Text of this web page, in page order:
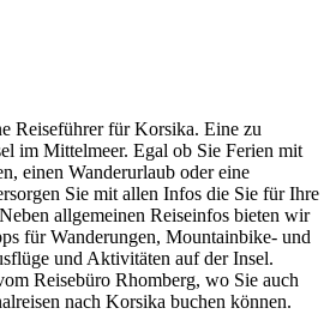
Reiseführer für Korsika. Eine zu
im Mittelmeer. Egal ob Sie Ferien mit
einen Wanderurlaub oder eine
Sie mit allen Infos die Sie für Ihre
allgemeinen Reiseinfos bieten wir
für Wanderungen, Mountainbike- und
und Aktivitäten auf der Insel.
Reisebüro Rhomberg, wo Sie auch
nach Korsika buchen können.